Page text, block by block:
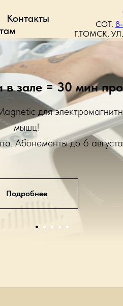
Контакты
СОТ.
Г.ТОМСК,
- акция на
и более вакуумно-роликового
45 мин или 60 мин!
Подробнее